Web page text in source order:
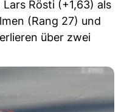
Rösti (+1,63) als
(Rang 27) und
über zwei